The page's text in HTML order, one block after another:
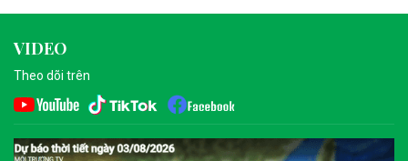
VIDEO
Theo dõi trên